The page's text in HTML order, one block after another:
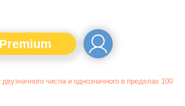
Premium
числа и однозначного в пределах 100